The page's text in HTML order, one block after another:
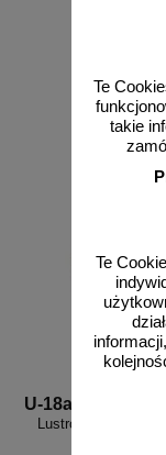
Te
takie
Te
zobacz
U-18a
Lustro okrągłe